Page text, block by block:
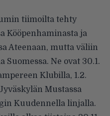
tiimoilta tehty
Kööpenhaminasta ja
Ateenaan, mutta väliin
Ne ovat 30.1.
Klubilla, 1.2.
Mustassa
Kuudennella linjalla.